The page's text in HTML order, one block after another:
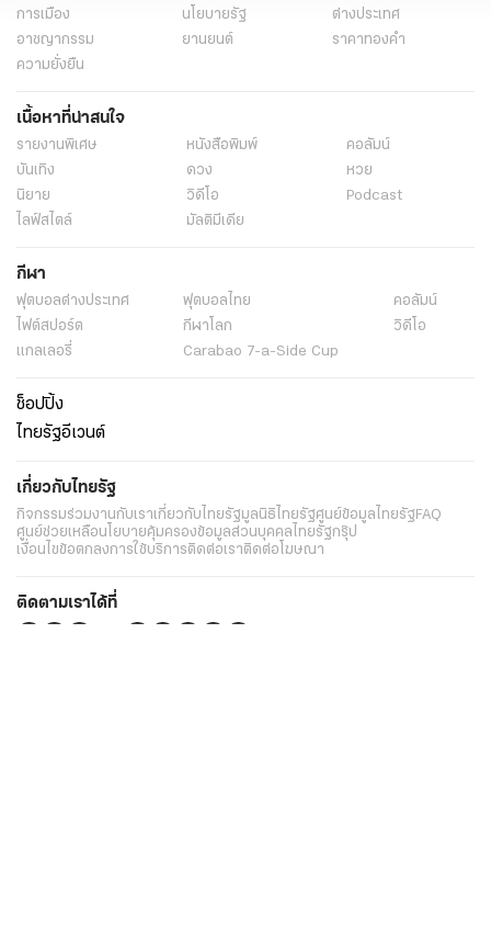
การเมือง
นโยบายรัฐ
ต่างประเทศ
อาชญากรรม
ยานยนต์
ราคาทองคำ
ความยั่งยืน
เนื้อหาที่น่าสนใจ
รายงานพิเศษ หนังสือพิมพ์
คอลัมน์
บันเทิง
ดวง
หวย
นิยาย
วิดีโอ
Podcast
ไลฟ์สไตล์
มัลติมีเดีย
กีฬา
ฟุตบอลต่่างประเทศ ฟุตบอลไทย
คอลัมน์
ไฟต์สปอร์ต
กีฬาโลก
วิดีโอ
แกลเลอรี่
Carabao 7-a-Side Cup
ช็อปปิ้ง
ไทยรัฐอีเวนต์
เกี่ยวกับไทยรัฐ
กิจกรรมร่วมงานกับเราเกี่ยวกับไทยรัฐมูลนิธิไทยรัฐศูนย์ข้อมูลไทยรัฐ FAQ
ศูนย์ช่วยเหลือนโยบายคุ้มครองข้อมูลส่วนบุคคลไทยรัฐกรุ๊ป
เงื่อนไขข้อตกลงการใช้บริการติดต่อเราติดต่อโฆษณา
ติดตามเราได้ที่